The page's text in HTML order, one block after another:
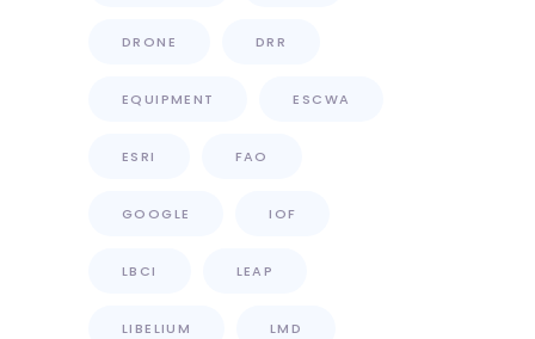
DRONE DRR
EQUIPMENT ESCWA
ESRI FAO
GOOGLE IOF
LBCI LEAP
LIBELIUM LMD